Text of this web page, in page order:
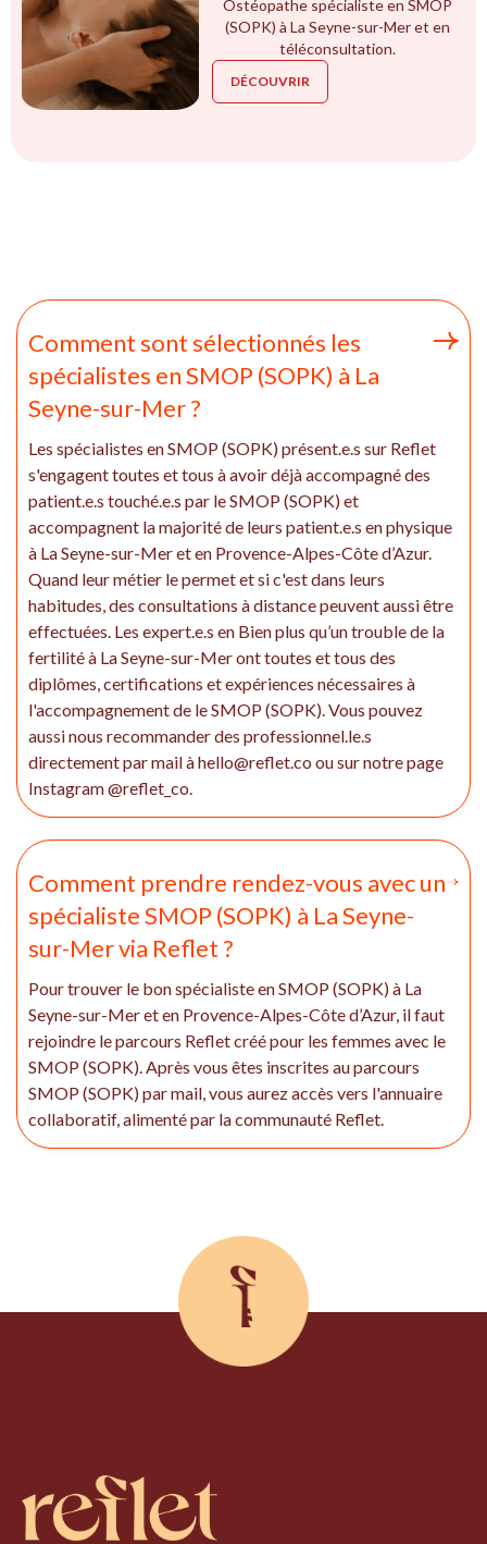
Ostéopathe spécialiste en SMOP
(SOPK) à La Seyne-sur-Mer et en
téléconsultation.
DÉCOUVRIR
Comment sont sélectionnés les
spécialistes en SMOP (SOPK) à La
Seyne-sur-Mer ?
Les spécialistes en SMOP (SOPK) présent.e.s sur Reflet
s'engagent toutes et tous à avoir déjà accompagné des
patient.e.s touché.e.s par le SMOP (SOPK) et
accompagnent la majorité de leurs patient.e.s en physique
à La Seyne-sur-Mer et en Provence-Alpes-Côte d’Azur.
Quand leur métier le permet et si c'est dans leurs
habitudes, des consultations à distance peuvent aussi être
effectuées. Les expert.e.s en Bien plus qu’un trouble de la
fertilité à La Seyne-sur-Mer ont toutes et tous des
diplômes, certifications et expériences nécessaires à
l'accompagnement de le SMOP (SOPK). Vous pouvez
aussi nous recommander des professionnel.le.s
directement par mail à hello@reflet.co ou sur notre page
Instagram @reflet_co.
Comment prendre rendez-vous avec un
spécialiste SMOP (SOPK) à La Seyne-
sur-Mer via Reflet ?
Pour trouver le bon spécialiste en SMOP (SOPK) à La
Seyne-sur-Mer et en Provence-Alpes-Côte d’Azur, il faut
rejoindre le parcours Reflet créé pour les femmes avec le
SMOP (SOPK). Après vous êtes inscrites au parcours
SMOP (SOPK) par mail, vous aurez accès vers l'annuaire
collaboratif, alimenté par la communauté Reflet.